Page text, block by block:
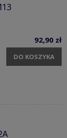
92,90 zł
DO KOSZYKA